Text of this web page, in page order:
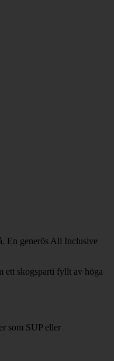
En generös All Inclusive
ett skogsparti fyllt av höga
som SUP eller